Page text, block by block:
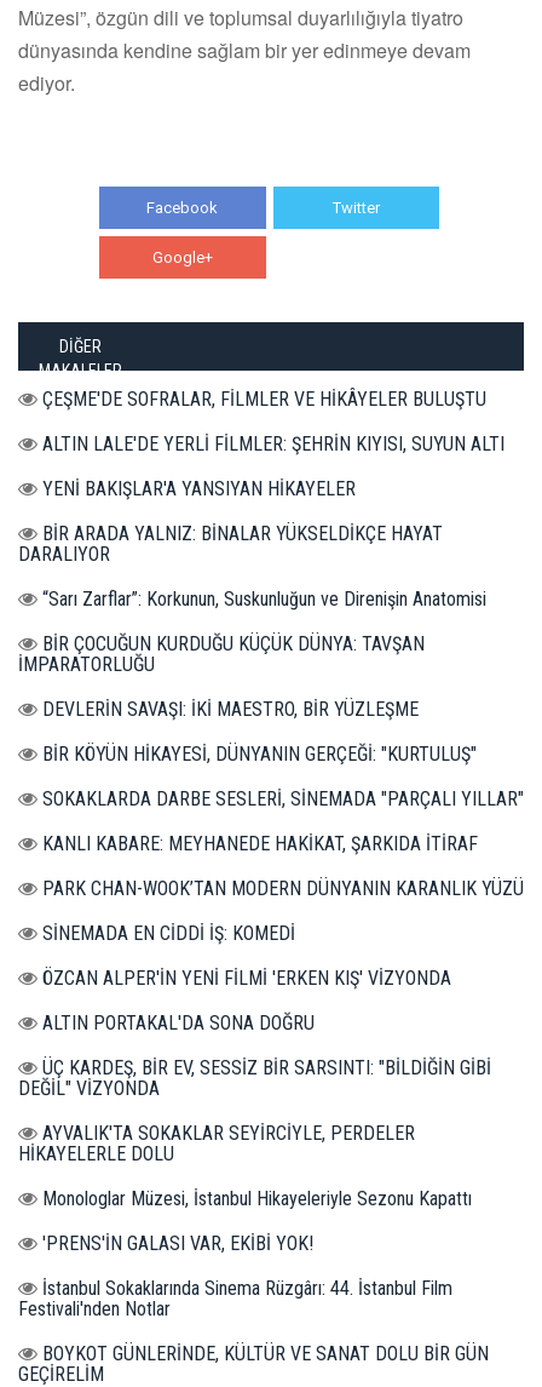
Müzesi”, özgün dili ve toplumsal duyarlılığıyla tiyatro
dünyasında kendine sağlam bir yer edinmeye devam
ediyor.
Facebook Twitter
Google+
DİĞER
MAKALELER
ÇEŞME'DE SOFRALAR, FİLMLER VE HİKÂYELER BULUŞTU
ALTIN LALE'DE YERLİ FİLMLER: ŞEHRİN KIYISI, SUYUN ALTI
YENİ BAKIŞLAR'A YANSIYAN HİKAYELER
BİR ARADA YALNIZ: BİNALAR YÜKSELDİKÇE HAYAT
DARALIYOR
“Sarı Zarflar”: Korkunun, Suskunluğun ve Direnişin Anatomisi
BİR ÇOCUĞUN KURDUĞU KÜÇÜK DÜNYA: TAVŞAN
İMPARATORLUĞU
DEVLERİN SAVAŞI: İKİ MAESTRO, BİR YÜZLEŞME
BİR KÖYÜN HİKAYESİ, DÜNYANIN GERÇEĞİ: "KURTULUŞ"
SOKAKLARDA DARBE SESLERİ, SİNEMADA "PARÇALI YILLAR"
KANLI KABARE: MEYHANEDE HAKİKAT, ŞARKIDA İTİRAF
PARK CHAN-WOOK’TAN MODERN DÜNYANIN KARANLIK YÜZÜ
SİNEMADA EN CİDDİ İŞ: KOMEDİ
ÖZCAN ALPER'İN YENİ FİLMİ 'ERKEN KIŞ' VİZYONDA
ALTIN PORTAKAL'DA SONA DOĞRU
ÜÇ KARDEŞ, BİR EV, SESSİZ BİR SARSINTI: "BİLDİĞİN GİBİ
DEĞİL" VİZYONDA
AYVALIK'TA SOKAKLAR SEYİRCİYLE, PERDELER
HİKAYELERLE DOLU
Monologlar Müzesi, İstanbul Hikayeleriyle Sezonu Kapattı
'PRENS'İN GALASI VAR, EKİBİ YOK!
İstanbul Sokaklarında Sinema Rüzgârı: 44. İstanbul Film
Festivali'nden Notlar
BOYKOT GÜNLERİNDE, KÜLTÜR VE SANAT DOLU BİR GÜN
GEÇİRELİM